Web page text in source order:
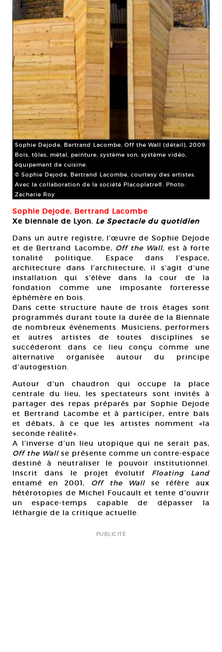
Sophie Dejode, Bertrand Lacombe, Off the Wall (détail), 2009.
Bois, tôles, métal, peinture, système son, système vidéo,
équipement de cuisine.
© Sophie Dejode, Bertrand Lacombe, courtesy des artistes.
Avec la collaboration de la société Placoplatre®. Photo:
Zacharie Roy
Sophie Dejode, Bertrand Lacombe
Xe biennale de Lyon. Le Spectacle du quotidien
Dans un autre registre, l’œuvre de Sophie Dejode
et de Bertrand Lacombe, Off the Wall, est à forte
tonalité politique. Espace dans l’espace,
architecture dans l’architecture, il s’agit d’une
installation qui s’élève dans la cour de la
fondation comme une imposante forteresse
éphémère en bois.
Dans cette structure haute de trois étages sont
programmés durant toute la durée de la Biennale
de nombreux événements. Musiciens, performers
et autres artistes de toutes disciplines se
succéderont dans ce lieu conçu comme une
alternative organisée autour du principe
d’autogestion.
Autour d’un chaudron qui occupe la place
centrale du lieu, les spectateurs sont invités à
partager des repas préparés par Sophie Dejode
et Bertrand Lacombe et à participer, entre bals
et débats, à ce que les artistes nomment «la
seconde réalité».
A l’inverse d’un lieu utopique qui ne serait pas,
Off the Wall se présente comme un contre-espace
destiné à neutraliser le pouvoir institutionnel.
Inscrit dans le projet évolutif Floating Land
entamé en 2001, Off the Wallse réfère aux
hétérotopies de Michel Foucault et tente d’ouvrir
un espace-temps capable de dépasser la
léthargie de la critique actuelle.
PUBLICITÉ